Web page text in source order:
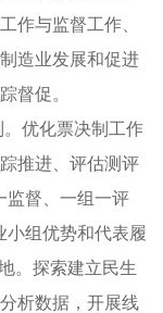
作与监督工作、
造业发展和促进
督促。
优化票决制工作
推进、评估测评
监督、一组一评
小组优势和代表履
。探索建立民生
析数据，开展线